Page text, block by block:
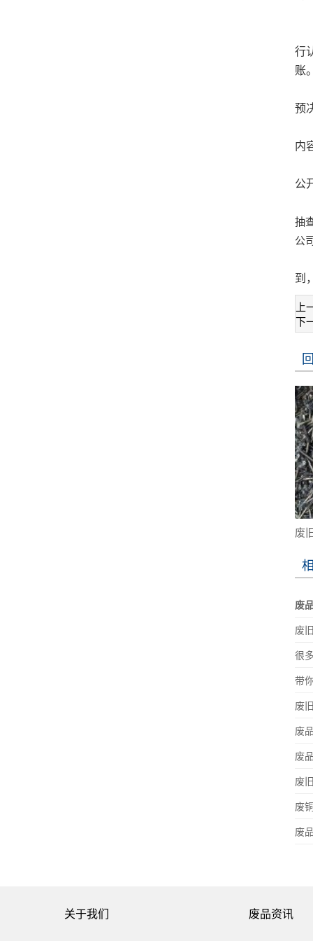
行
账。
预
内
公
抽
公
到
上
下
废
废
废
很
带
废
废
废
废
废
废
关于我们 废品资讯